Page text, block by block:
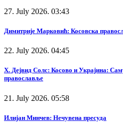
27. July 2026. 03:43
Димитрије Марковић: Косовска
22. July 2026. 04:45
Х. Дејвид Солс: Косово и Украјина:
православље
21. July 2026. 05:58
Илијан Минчев: Нечувена пресуда